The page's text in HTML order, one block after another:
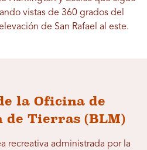
vistas de 360 ​​grados del
de San Rafael al este.
la Oficina de
Tierras (BLM)
recreativa administrada por la